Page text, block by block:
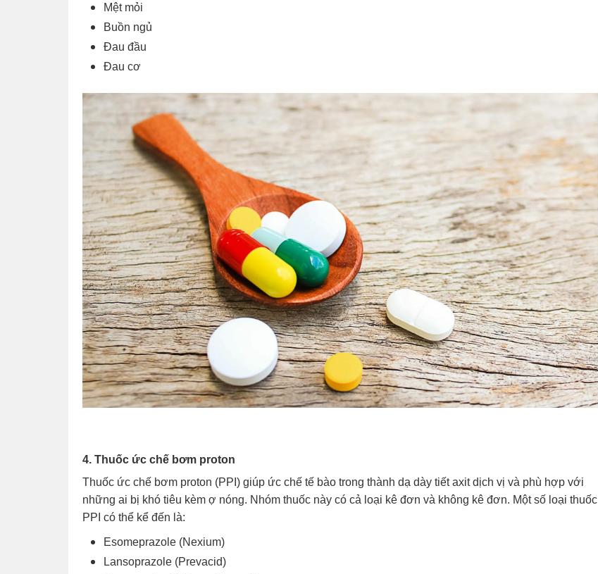
Mệt mỏi
Buồn ngủ
Đau đầu
Đau cơ
4. Thuốc ức chế bơm proton
Thuốc ức chế bơm proton (PPI) giúp ức chế tế bào trong thành dạ dày tiết axit dịch vị và phù hợp với
những ai bị khó tiêu kèm ợ nóng. Nhóm thuốc này có cả loại kê đơn và không kê đơn. Một số loại thuốc
PPI có thể kể đến là:
Esomeprazole (Nexium)
Lansoprazole (Prevacid)